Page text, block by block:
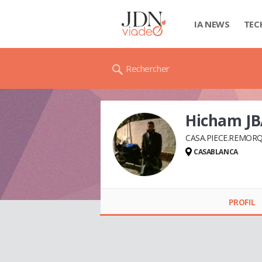
IA NEWS
Rechercher
Hicham
CASABLANCA
PROFIL